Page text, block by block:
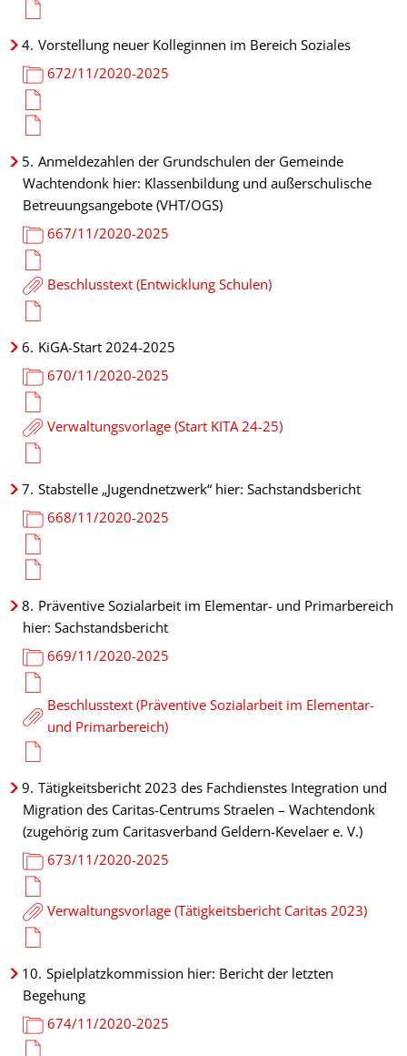
4. Vorstellung neuer Kolleginnen im Bereich Soziales
672/11/2020-2025
5. Anmeldezahlen der Grundschulen der Gemeinde
Wachtendonk hier: Klassenbildung und außerschulische
Betreuungsangebote (VHT/OGS)
667/11/2020-2025
Beschlusstext (Entwicklung Schulen)
6. KiGA-Start 2024-2025
670/11/2020-2025
Verwaltungsvorlage (Start KITA 24-25)
7. Stabstelle „Jugendnetzwerk“ hier: Sachstandsbericht
668/11/2020-2025
8. Präventive Sozialarbeit im Elementar- und Primarbereich
hier: Sachstandsbericht
669/11/2020-2025
Beschlusstext (Präventive Sozialarbeit im Elementar-
und Primarbereich)
9. Tätigkeitsbericht 2023 des Fachdienstes Integration und
Migration des Caritas-Centrums Straelen – Wachtendonk
(zugehörig zum Caritasverband Geldern-Kevelaer e. V.)
673/11/2020-2025
Verwaltungsvorlage (Tätigkeitsbericht Caritas 2023)
10. Spielplatzkommission hier: Bericht der letzten
Begehung
674/11/2020-2025